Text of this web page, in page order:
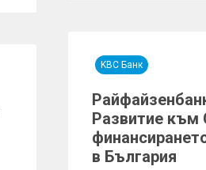
KBC Банк
Развитие към
в България